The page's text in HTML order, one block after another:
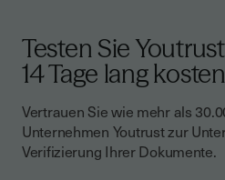
Testen Sie Youtrust
14 Tage lang
Vertrauen Sie wie mehr als
Unternehmen Youtrust zur
Verifizierung Ihrer Dokumente.